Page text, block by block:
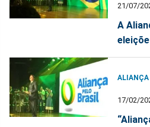
21/07/
A
ALIANÇA
17/02/